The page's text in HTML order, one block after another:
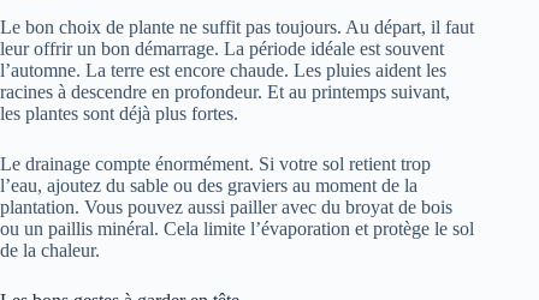
Le bon choix de plante ne suffit pas toujours. Au départ, il faut
leur offrir un bon démarrage. La période idéale est souvent
l’automne. La terre est encore chaude. Les pluies aident les
racines à descendre en profondeur. Et au printemps suivant,
les plantes sont déjà plus fortes.
Le drainage compte énormément. Si votre sol retient trop
l’eau, ajoutez du sable ou des graviers au moment de la
plantation. Vous pouvez aussi pailler avec du broyat de bois
ou un paillis minéral. Cela limite l’évaporation et protège le sol
de la chaleur.